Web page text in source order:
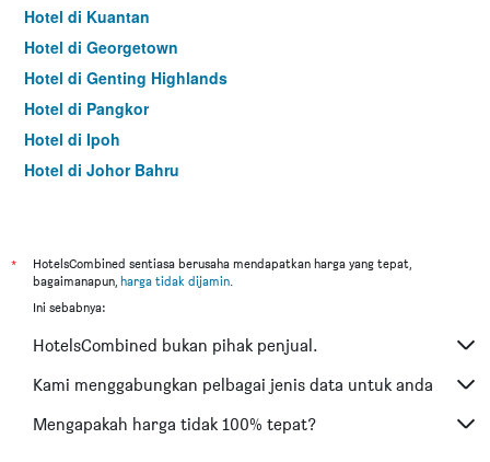
Hotel di Kuantan
Hotel di Georgetown
Hotel di Genting Highlands
Hotel di Pangkor
Hotel di Ipoh
Hotel di Johor Bahru
Hotel di Kuching
Hotel di Tokyo
Hotel di Bangkok
Hotel di Putrajaya
Hotel di Shah Alam
*
HotelsCombined sentiasa berusaha mendapatkan harga yang tepat,
bagaimanapun, harga tidak dijamin.
Ini sebabnya:
HotelsCombined bukan pihak penjual.
Kami menggabungkan pelbagai jenis data untuk anda
Mengapakah harga tidak 100% tepat?